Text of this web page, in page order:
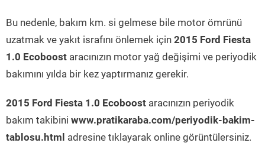
Bu nedenle, bakım km. si gelmese bile motor ömrünü
uzatmak ve yakıt israfını önlemek için 2015 Ford Fiesta
1.0 Ecoboost aracınızın motor yağ değişimi ve periyodik
bakımını yılda bir kez yaptırmanız gerekir.
2015 Ford Fiesta 1.0 Ecoboost aracınızın periyodik
bakım takibini www.pratikaraba.com/periyodik-bakim-
tablosu.html adresine tıklayarak online görüntülersiniz.